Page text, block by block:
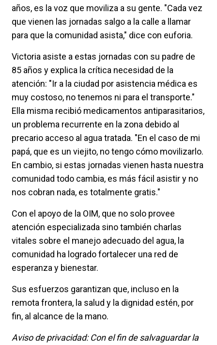
años, es la voz que moviliza a su gente. "Cada vez
que vienen las jornadas salgo a la calle a llamar
para que la comunidad asista," dice con euforia.
Victoria asiste a estas jornadas con su padre de
85 años y explica la crítica necesidad de la
atención: "Ir a la ciudad por asistencia médica es
muy costoso, no tenemos ni para el transporte."
Ella misma recibió medicamentos antiparasitarios,
un problema recurrente en la zona debido al
precario acceso al agua tratada. "En el caso de mi
papá, que es un viejito, no tengo cómo movilizarlo.
En cambio, si estas jornadas vienen hasta nuestra
comunidad todo cambia, es más fácil asistir y no
nos cobran nada, es totalmente gratis."
Con el apoyo de la OIM, que no solo provee
atención especializada sino también charlas
vitales sobre el manejo adecuado del agua, la
comunidad ha logrado fortalecer una red de
esperanza y bienestar.
Sus esfuerzos garantizan que, incluso en la
remota frontera, la salud y la dignidad estén, por
fin, al alcance de la mano.
Aviso de privacidad: Con el fin de salvaguardar la